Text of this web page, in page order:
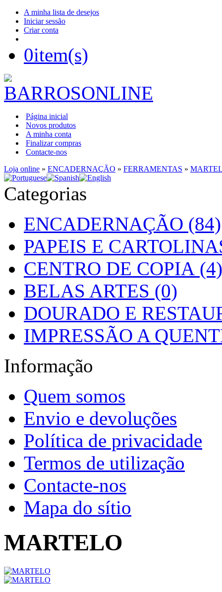
A minha lista de desejos
Iniciar sessão
Criar conta
0item(s)
Página inicial
Novos produtos
A minha conta
Finalizar compras
Contacte-nos
Loja online » ENCADERNAÇÃO » FERRAMENTAS »
Categorias
ENCADERNAÇÃO (84)
PAPEIS E
CENTRO DE COPIA (4)
BELAS ARTES (0)
DOURADO E
IMPRESSÃO A
Informação
Quem somos
Envio e devoluções
Política de privacidade
Termos de utilização
Contacte-nos
Mapa do sítio
MARTELO